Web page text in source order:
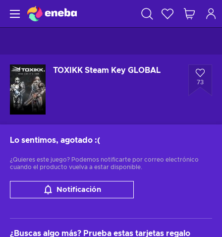
TOXIKK Steam Key GLOBAL
73
Lo sentimos, agotado :(
¿Quieres este juego? Podemos notificarte por correo electrónico
cuando el producto vuelva a estar disponible.
Notificación
¿Buscas algo más? Prueba estas tarjetas regalo